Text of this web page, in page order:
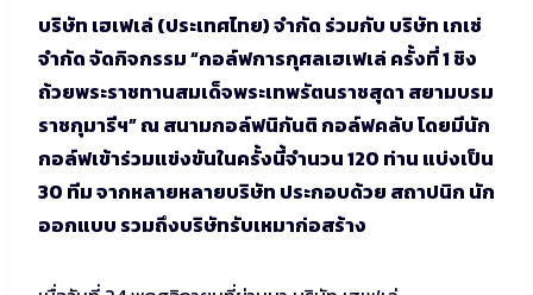
บริษัท เฮเฟเล่ (ประเทศไทย) จำกัด ร่วมกับ บริษัท เกเซ่
จำกัด จัดกิจกรรม “กอล์ฟการกุศลเฮเฟเล่ ครั้งที่ 1 ชิง
ถ้วยพระราชทานสมเด็จพระเทพรัตนราชสุดา สยามบรม
ราชกุมารีฯ” ณ สนามกอล์ฟนิกันติ กอล์ฟคลับ โดยมีนัก
กอล์ฟเข้าร่วมแข่งขันในครั้งนี้จำนวน 120 ท่าน แบ่งเป็น
30 ทีม จากหลายหลายบริษัท ประกอบด้วย สถาปนิก นัก
ออกแบบ รวมถึงบริษัทรับเหมาก่อสร้าง